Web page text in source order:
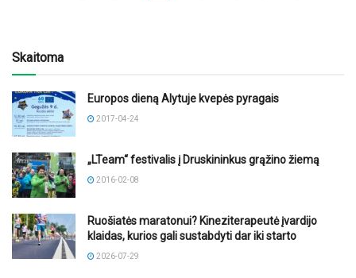
Skaitoma
Europos dieną Alytuje kvepės pyragais
2017-04-24
„LTeam“ festivalis į Druskininkus grąžino žiemą
2016-02-08
Ruošiatės maratonui? Kineziterapeutė įvardijo
klaidas, kurios gali sustabdyti dar iki starto
2026-07-29